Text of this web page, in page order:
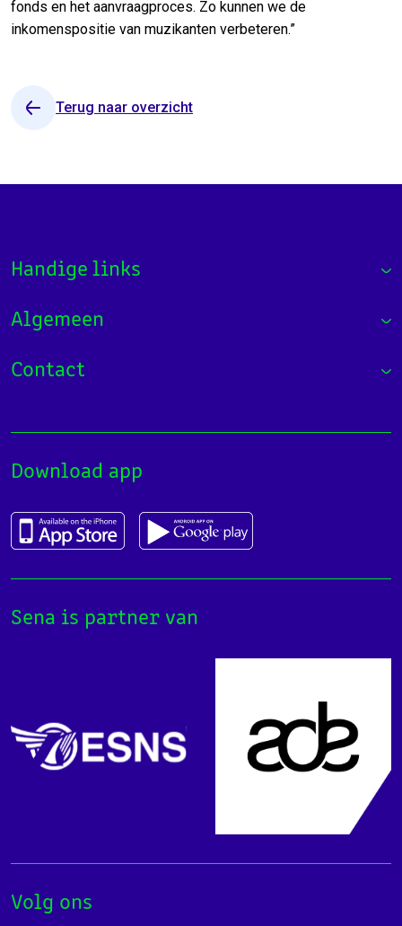
fonds en het aanvraagproces. Zo kunnen we de
inkomenspositie van muzikanten verbeteren.”
Terug naar overzicht
Handige links
Algemeen
Contact
Download app
Sena is partner van
Volg ons